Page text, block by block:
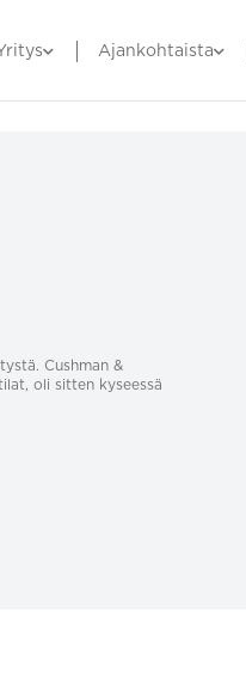
Ajankohtaista
Cushman &
oli sitten kyseessä